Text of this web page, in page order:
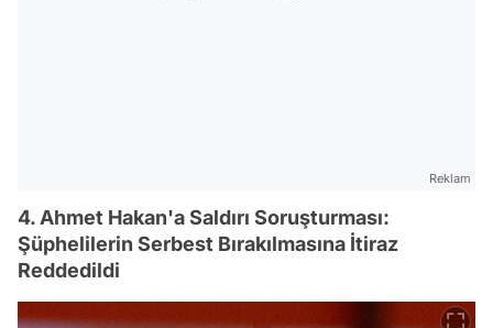
Reklam
4. Ahmet Hakan'a Saldırı Soruşturması:
Şüphelilerin Serbest Bırakılmasına İtiraz
Reddedildi